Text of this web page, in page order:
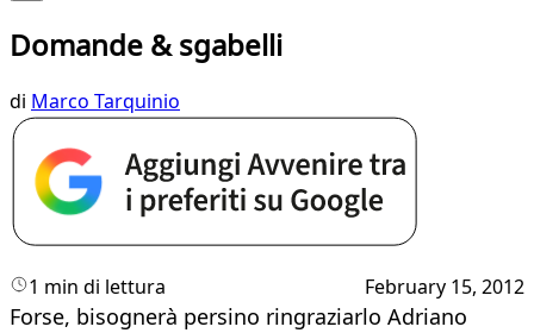
Domande & sgabelli
di Marco Tarquinio
1 min di lettura February 15, 2012
​Forse, bisognerà persino ringraziarlo Adriano